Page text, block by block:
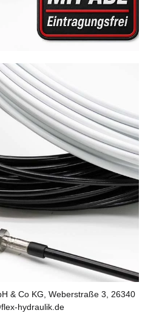
& Co KG, Weberstraße 3, 26340
hydraulik.de